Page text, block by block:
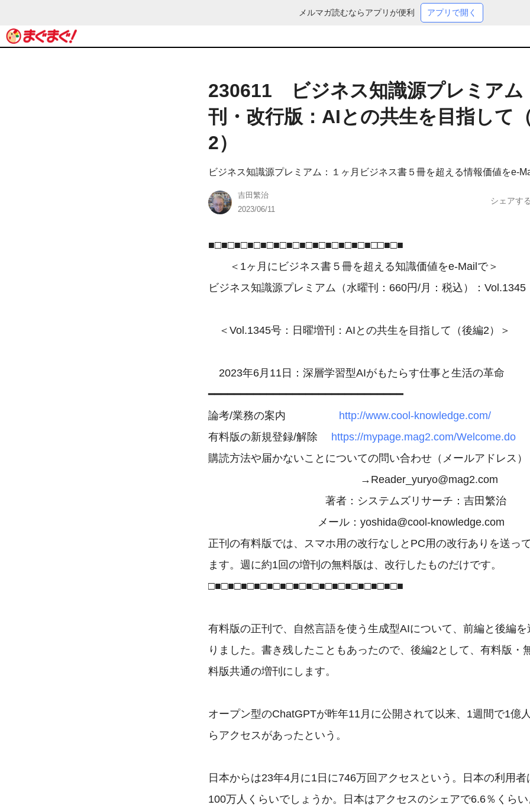
メルマガ読むならアプリが便利 アプリで開く
230611 ビジネス知識源プレミアム
刊・改行版：AIとの共生を目指して
2）
ビジネス知識源プレミアム：１ヶ月ビジネス書５冊を超える情報価値をe-
吉田繁治
2023/06/11
シェアする
■□■□■□■□■□■□■□■□■□■□■□■□■□□■□■
＜1ヶ月にビジネス書５冊を超える知識価値をe-Mailで＞
ビジネス知識源プレミアム（水曜刊：660円/月：税込）：Vol.1345
＜Vol.1345号：日曜増刊：AIとの共生を目指して（後編2）＞
2023年6月11日：深層学習型AIがもたらす仕事と生活の革命
━━━━━━━━━━━━━━━━━━━━━━━━━━━━━━
論考/業務の案内 http://www.cool-knowledge.com/
有料版の新規登録/解除 https://mypage.mag2.com/Welcome.do
購読方法や届かないことについての問い合わせ（メールアドレス）
→Reader_yuryo@mag2.com
著者：システムズリサーチ：吉田繁治
メール：yoshida@cool-knowledge.com
正刊の有料版では、スマホ用の改行なしとPC用の改行ありを送っ
ます。週に約1回の増刊の無料版は、改行したものだけです。
□■□■□■□■□■□■□■□■□■□■□■□■□■□■□■
有料版の正刊で、自然言語を使う生成型AIについて、前編と後編を
りました。書き残したこともあったので、後編2として、有料版・
料版共通の増刊にします。
オープン型のChatGPTが昨年11月に公開されて以来、1週間で1億
らアクセスがあったという。
日本からは23年4月に1日に746万回アクセスという。日本の利用者
100万人くらいでしょうか。日本はアクセスのシェアで6.6％くらい